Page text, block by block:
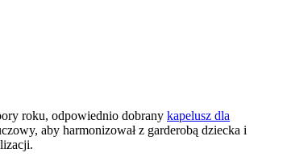
roku, odpowiednio dobrany kapelusz dla
aby harmonizował z garderobą dziecka i